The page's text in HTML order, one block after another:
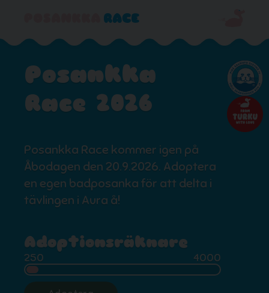
Posankka
Race 2026
Posankka Race kommer igen på
Åbodagen den 20.9.2026. Adoptera
en egen badposanka för att delta i
tävlingen i Aura å!
Adoptionsräknare
250 4000